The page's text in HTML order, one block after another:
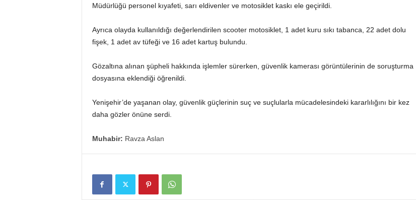
Müdürlüğü personel kıyafeti, sarı eldivenler ve motosiklet kaskı ele geçirildi.
Ayrıca olayda kullanıldığı değerlendirilen scooter motosiklet, 1 adet kuru sıkı tabanca, 22 adet dolu
fişek, 1 adet av tüfeği ve 16 adet kartuş bulundu.
Gözaltına alınan şüpheli hakkında işlemler sürerken, güvenlik kamerası görüntülerinin de soruşturma
dosyasına eklendiği öğrenildi.
Yenişehir’de yaşanan olay, güvenlik güçlerinin suç ve suçlularla mücadelesindeki kararlılığını bir kez
daha gözler önüne serdi.
Muhabir: Ravza Aslan